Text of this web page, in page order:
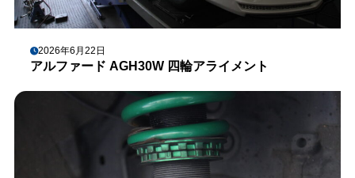
2026年6月22日
アルファード AGH30W 四輪アライメント